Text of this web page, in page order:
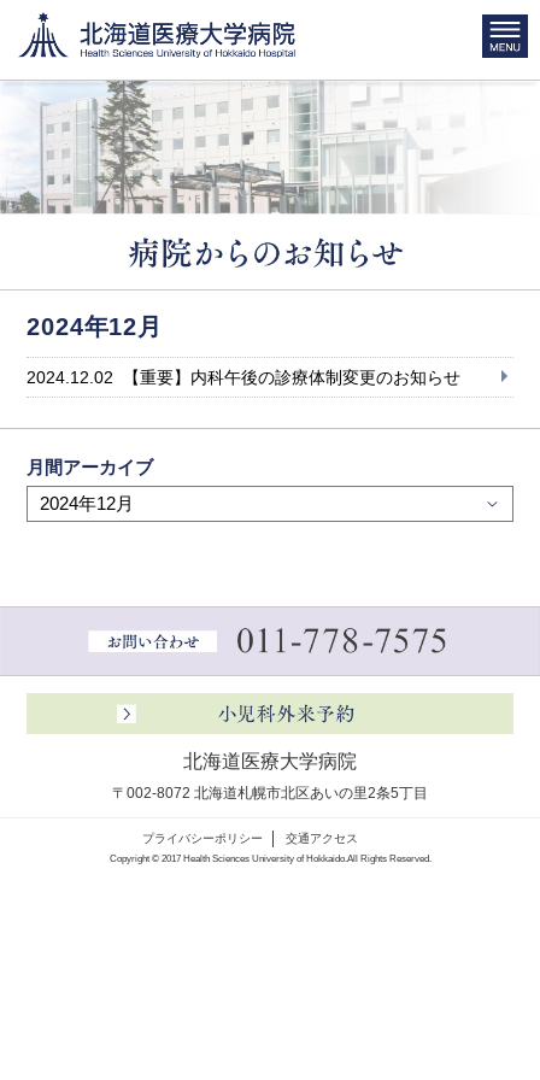
2024年12月
2024.12.02 【重要】内科午後の診療体制変更のお知らせ
月間アーカイブ
北海道医療大学病院
〒002-8072 北海道札幌市北区あいの里2条5丁目
交通アクセス
プライバシーポリシー
Copyright © 2017 Health Sciences University of Hokkaido.All Rights Reserved.